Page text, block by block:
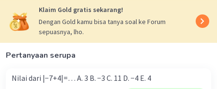
Iklan
Klaim Gold gratis sekarang!
Dengan Gold kamu bisa tanya soal ke Forum
sepuasnya, lho.
Pertanyaan serupa
Nilai dari |−7+4|=… A. 3 B. −3 C. 11 D. −4 E. 4